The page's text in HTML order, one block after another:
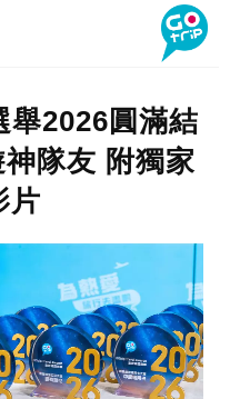
2026圓滿結
隊友 附獨家
片